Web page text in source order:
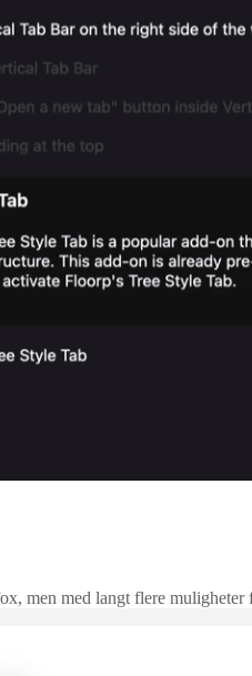
men med langt flere